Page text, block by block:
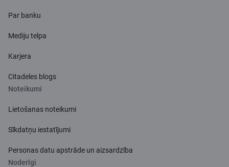
Par banku
Mediju telpa
Karjera
Citadeles blogs
Noteikumi
Lietošanas noteikumi
Sīkdatņu iestatījumi
Personas datu apstrāde un aizsardzība
Noderīgi